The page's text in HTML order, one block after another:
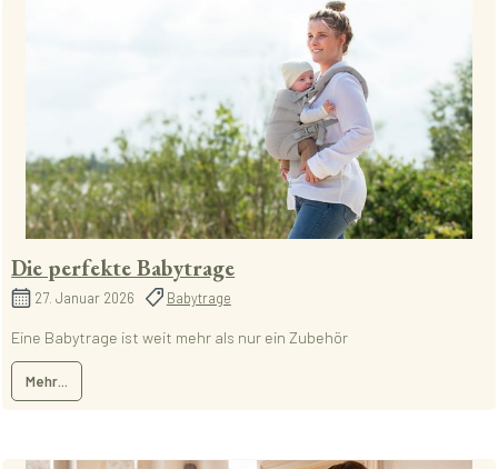
Die perfekte Babytrage
27. Januar 2026 Babytrage
Eine Babytrage ist weit mehr als nur ein Zubehör
Mehr...